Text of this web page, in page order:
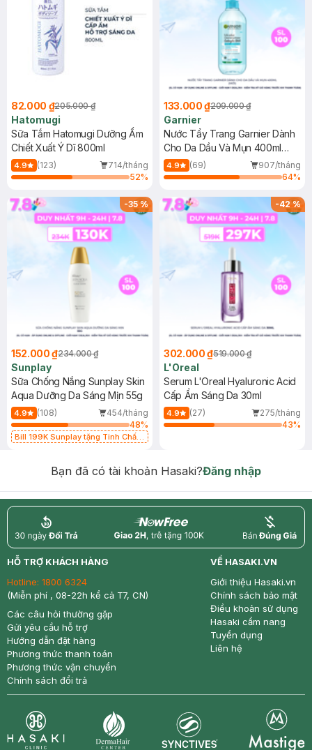
82.000 ₫205.000 ₫
Hatomugi
Sữa Tắm Hatomugi Dưỡng Ẩm
Chiết Xuất Ý Dĩ 800ml
4.9 (123)
714/tháng
52%
133.000 ₫209.000 ₫
Garnier
Nước Tẩy Trang Garnier Dành
Cho Da Dầu Và Mụn 400ml
(Mới)
4.9 (69)
907/tháng
64%
-35%
152.000 ₫234.000 ₫
Sunplay
Sữa Chống Nắng Sunplay Skin
Aqua Dưỡng Da Sáng Mịn 55g
4.9 (108)
454/tháng
48%
Bill 199K Sunplay tặng Tinh Chất
-42%
302.000 ₫519.000 ₫
L'Oreal
Serum L'Oreal Hyaluronic Acid
Cấp Ẩm Sáng Da 30ml
4.9 (27)
275/tháng
43%
Bạn đã có tài khoản Hasaki?Đăng nhập
return nowfree price
HỖ TRỢ KHÁCH HÀNG
Hotline: 1800 6324
(Miễn phí , 08-22h kể cả T7, CN)
Các câu hỏi thường gặp
Gửi yêu cầu hỗ trợ
Hướng dẫn đặt hàng
Phương thức thanh toán
Phương thức vận chuyển
Chính sách đổi trả
VỀ HASAKI.VN
Giới thiệu Hasaki.vn
Chính sách bảo mật
Điều khoản sử dụng
Hasaki cẩm nang
Tuyển dụng
Liên hệ